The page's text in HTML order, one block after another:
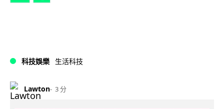
科技娛樂 生活科技
Lawton 3 分